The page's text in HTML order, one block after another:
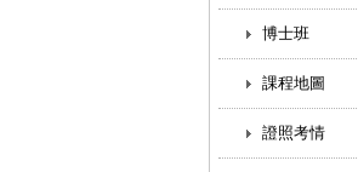
博士班
課程地圖
證照考情